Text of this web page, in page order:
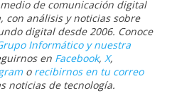
de comunicación digital
con análisis y noticias sobre
digital desde 2006. Conoce
Informático y nuestra
en Facebook, X,
o recibirnos en tu correo
noticias de tecnología.